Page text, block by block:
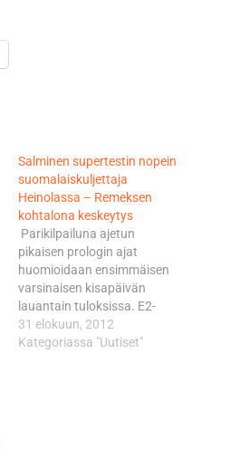
Salminen supertestin nopein
suomalaiskuljettaja
Heinolassa – Remeksen
kohtalona keskeytys
Parikilpailuna ajetun
pikaisen prologin ajat
huomioidaan ensimmäisen
varsinaisen kisapäivän
lauantain tuloksissa. E2-
luokan pisteissä kolmantena
oleva ja jo uransa 14.
31 elokuun, 2012
Kategoriassa "Uutiset"